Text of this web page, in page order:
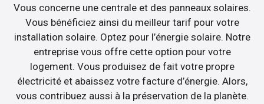
Vous concerne une centrale et des panneaux solaires.
Vous bénéficiez ainsi du meilleur tarif pour votre
installation solaire. Optez pour l’énergie solaire. Notre
entreprise vous offre cette option pour votre
logement. Vous produisez de fait votre propre
électricité et abaissez votre facture d’énergie. Alors,
vous contribuez aussi à la préservation de la planète.